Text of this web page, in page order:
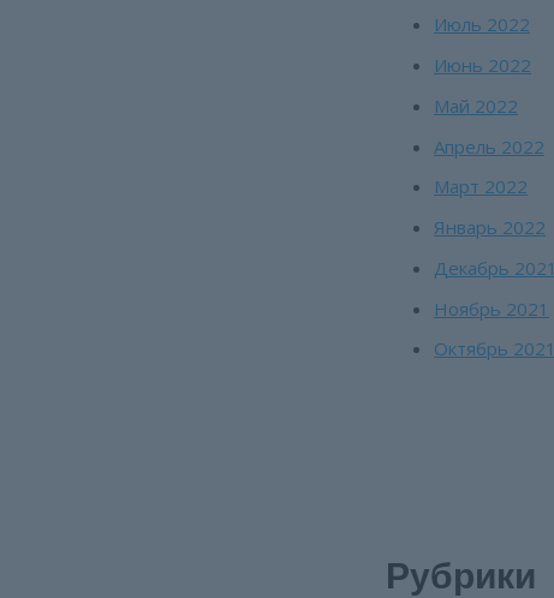
Июль 2022
Июнь 2022
Май 2022
Апрель 2022
Март 2022
Январь 2022
Декабрь 2021
Ноябрь 2021
Октябрь 2021
Рубрики